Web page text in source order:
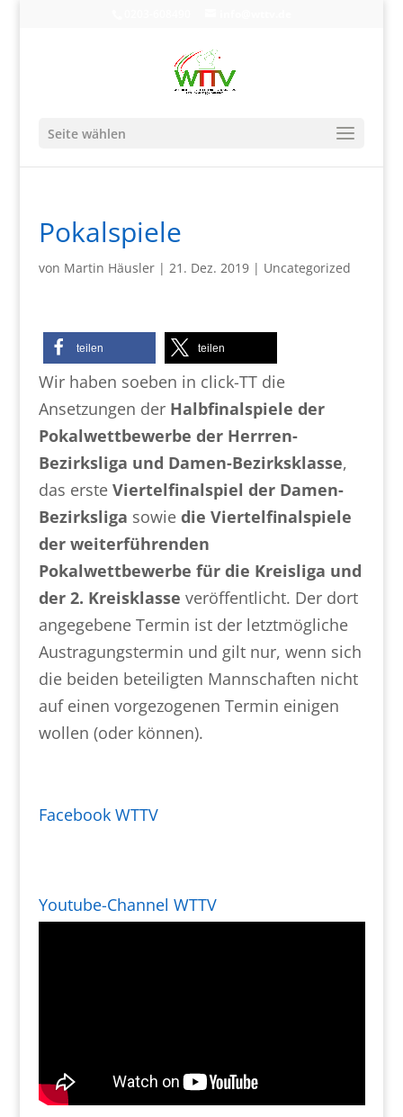
Seite wählen
Pokalspiele
von Martin Häusler| 21. Dez. 2019| Uncategorized
teilen teilen
Wir haben soeben in click-TT die
Ansetzungen der Halbfinalspiele der
Pokalwettbewerbe der Herrren-
Bezirksliga und Damen-Bezirksklasse,
das ersteViertelfinalspiel der Damen-
Bezirksliga sowiedie Viertelfinalspiele
der weiterführenden
Pokalwettbewerbe für die Kreisliga und
der 2. Kreisklasse veröffentlicht. Der dort
angegebene Termin ist der letztmögliche
Austragungstermin und gilt nur, wenn sich
die beiden beteiligten Mannschaften nicht
auf einen vorgezogenen Termin einigen
wollen (oder können).
Facebook WTTV
Youtube-Channel WTTV